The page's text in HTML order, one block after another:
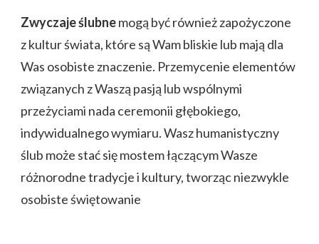
Zwyczaje ślubnemogą być również zapożyczone
z kultur świata, które są Wam bliskie lub mają dla
Was osobiste znaczenie. Przemycenie elementów
związanych z Waszą pasją lub wspólnymi
przeżyciami nada ceremonii głębokiego,
indywidualnego wymiaru. Wasz humanistyczny
ślub może stać się mostem łączącym Wasze
różnorodne tradycje i kultury, tworząc niezwykle
osobiste świętowanie